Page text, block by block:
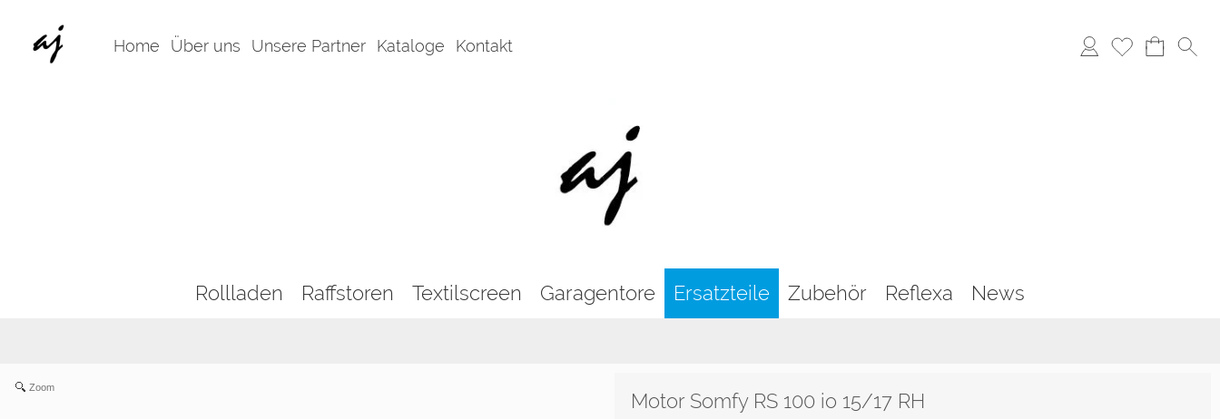
Home Über uns Unsere Partner Kataloge Kontakt
Rollladen Raffstoren Textilscreen Garagentore Ersatzteile Zubehör Reflexa News
Zoom
Motor Somfy RS 100 io 15/17 RH